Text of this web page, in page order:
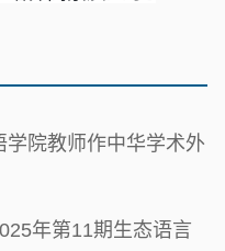
院教师作中华学术外
年第11期生态语言